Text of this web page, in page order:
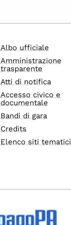
Albo ufficiale
Amministrazione
trasparente
Atti di notifica
Accesso civico e
documentale
Bandi di gara
Credits
Elenco siti tematici